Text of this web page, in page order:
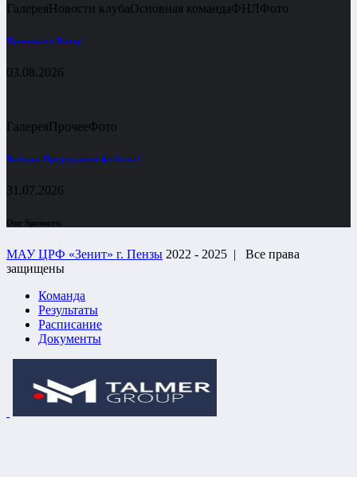
ГалереяНовости клубаОсновная командаФНЛФото
Принимаем Волну!
03.08.2026
ГалереяПрочееФото
Выборы Председателя футбола !
31.07.2026
Our Sponsors:
МАУ ЦРФ «Зенит» г. Пензы 2022 - 2025 | Все права
защищены
Команда
Результаты
Расписание
Документы